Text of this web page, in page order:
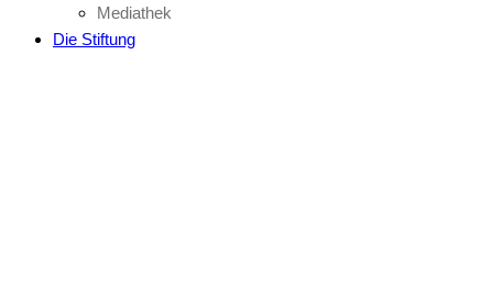
Mediathek
Die Stiftung